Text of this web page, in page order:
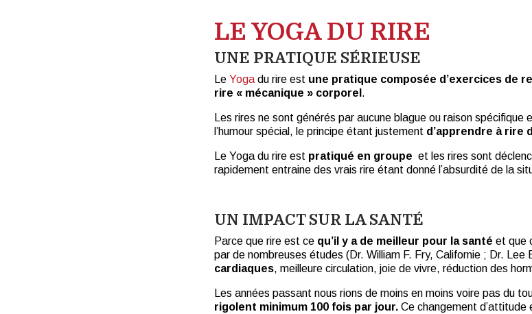
LE YOGA DU RIRE
UNE PRATIQUE SÉRIEUSE
Le Yoga du rire est une pratique composée d’exercices de
rire « mécanique » corporel .
Les rires ne sont générés par aucune blague ou raison spécifique
l’humour spécial, le principe étant justement d’apprendre à rire
Le Yoga du rire est pratiqué en groupe et les rires sont
rapidement entraine des vrais rire étant donné l’absurdité de la
UN IMPACT SUR LA SANTÉ
Parce que rire est ce qu’il y a de meilleur pour la santé et que
par de nombreuses études (Dr. William F. Fry, Californie ; Dr. Lee
cardiaques, meilleure circulation, joie de vivre, réduction des
Les années passant nous rions de moins en moins voire pas du
rigolent minimum 100 fois par jour. Ce changement